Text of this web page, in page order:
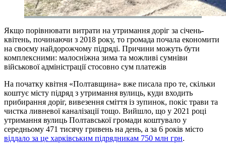
Якщо порівнювати витрати на утримання доріг за січень-
квітень, починаючи з 2018 року, то громада почала економити
на своєму найдорожчому підряді. Причини можуть бути
комплексними: малосніжна зима та можливі сумніви
військової адміністрації стосовно сум платежів
На початку квітня «Полтавщина» вже писала про те, скільки
коштує місту підряд з утримання вулиць, куди входить
прибирання доріг, вивезення сміття із зупинок, покіс трави та
чистка ливневої каналізації тощо. Вийшло, що у 2021 році
утримання вулиць Полтавської громади коштувало у
середньому 471 тисячу гривень на день, а за 6 років місто
віддало за це харківським підрядникам 750 млн грн.